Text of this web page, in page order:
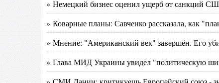
» Немецкий бизнес оценил ущерб от санкций
» Коварные планы: Савченко рассказала, как
» Мнение: "Американский век" завершён. Его
» Глава МИД Украины увидел "политическую